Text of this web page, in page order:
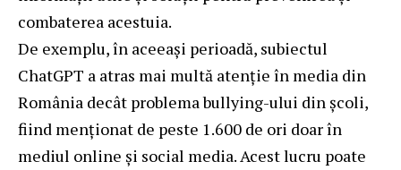
combaterea acestuia.
De exemplu, în aceeași perioadă, subiectul
ChatGPT a atras mai multă atenție în media din
România decât problema bullying-ului din școli,
fiind menționat de peste 1.600 de ori doar în
mediul online și social media. Acest lucru poate